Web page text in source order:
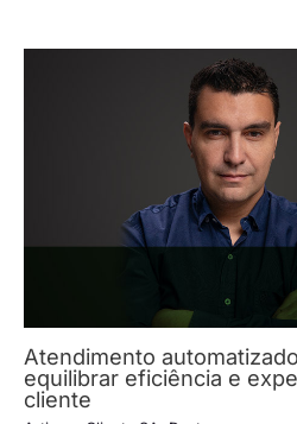
Atendimento
equilibrar eficiência e
cliente